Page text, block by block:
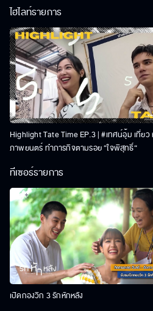
ไฮไลท์รายการ
Highlight Tate Time EP.3 | #เทศน์อุ้ม เที่ยว
ภาพยนตร์ ทำภารกิจตามรอย “ใจพิสุทธิ์“
ทีเซอร์รายการ
เปิดกองวิก 3 รักหักหลัง